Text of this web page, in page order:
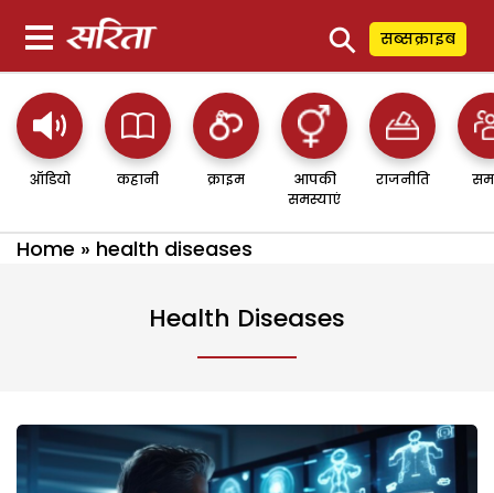
⚲ सब्सक्राइब
ऑडियो कहानी क्राइम
आपकी
समस्याएं
राजनीति
Home » health diseases
Health Diseases